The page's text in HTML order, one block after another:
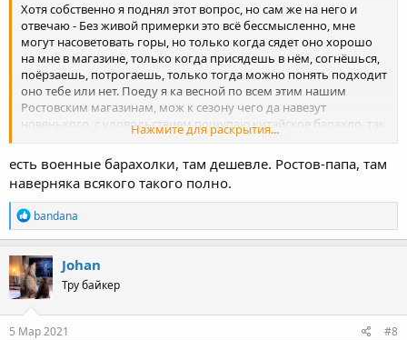
Хотя собственно я поднял этот вопрос, но сам же на него и
отвечаю - Без живой примерки это всё бессмысленно, мне
могут насоветовать горы, но только когда сядет оно хорошо
на мне в магазине, только когда присядешь в нём, согнёшься,
поёрзаешь, потрогаешь, только тогда можно понять подходит
оно тебе или нет. Поеду я ка весной по всем этим нашим
Ростовским магазинам, мож к сезону чего да навезут
новенького, с удовольствием пощупаю китайское барахло, так
как оно заметно дешевле, и не всегда на столько хуже, а всякие
Scott-ты в последнюю очередь буду мерить. Жаль выбор
ограничен в сравнении с Москвой той же, но буду выбирать из
того, что есть на местах.
Нажмите для раскрытия...
есть военные барахолки, там дешевле. Ростов-папа, там
наверняка всякого такого полно.
R
e
a
c
t
i
o
n
s
bandana
Johan
Тру байкер
5 Мар 2021 #8